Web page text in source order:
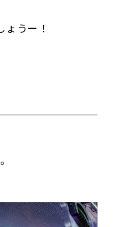
別対談
うー！
。